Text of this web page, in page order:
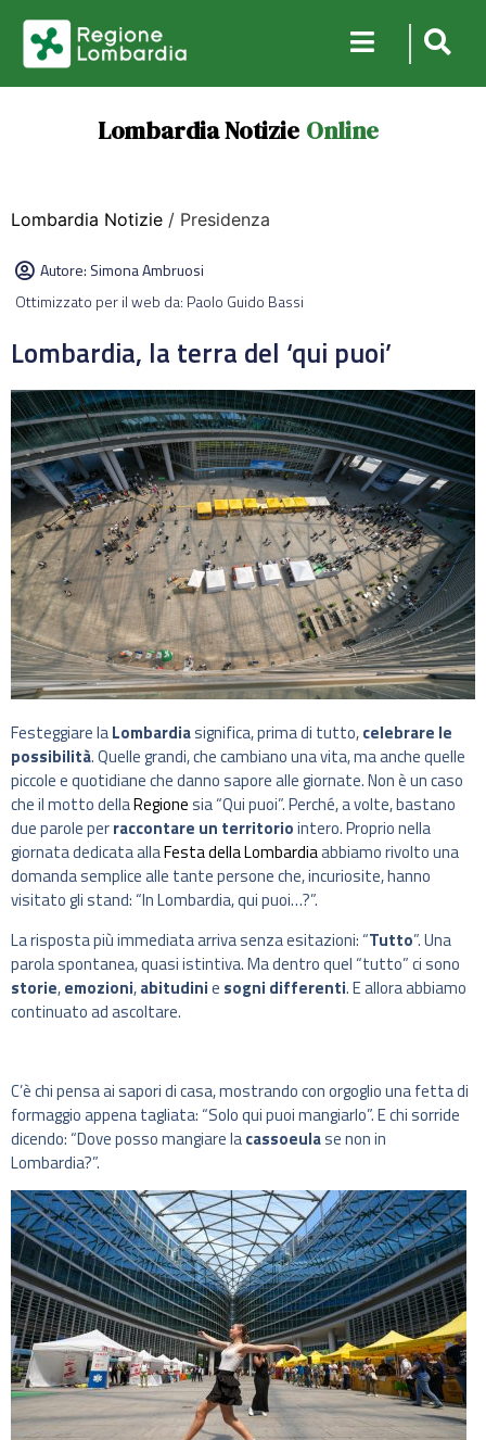
Lombardia Notizie Online
Lombardia Notizie / Presidenza
Autore: Simona Ambruosi
Ottimizzato per il web da: Paolo Guido Bassi
Lombardia, la terra del ‘qui puoi’
Festeggiare laLombardiasignifica, prima di tutto,celebrare le
possibilità. Quelle grandi, che cambiano una vita, ma anche quelle
piccole e quotidiane che danno sapore alle giornate. Non è un caso
che il motto dellaRegionesia “Qui puoi”. Perché, a volte, bastano
due parole perraccontare un territoriointero. Proprio nella
giornata dedicata allaFesta della Lombardiaabbiamo rivolto una
domanda semplice alle tante persone che, incuriosite, hanno
visitato gli stand: “In Lombardia, qui puoi…?”.
La risposta più immediata arriva senza esitazioni: “Tutto”. Una
parola spontanea, quasi istintiva. Ma dentro quel “tutto” ci sono
storie,emozioni,abitudinie sogni differenti. E allora abbiamo
continuato ad ascoltare.
C’è chi pensa ai sapori di casa, mostrando con orgoglio una fetta di
formaggio appena tagliata: “Solo qui puoi mangiarlo”. E chi sorride
dicendo: “Dove posso mangiare lacassoeulase non in
Lombardia?”.